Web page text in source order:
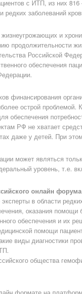
с ИТП, из них
редких заболеваний
и
продолжительности
Российской
обеспечения
финансирования
острой
обеспечения
РФ не хватает
даже у детей. При
может являться
уровень, т.е.
онлайн
в области
оказания
обеспечения и их
помощи
виды диагностики
общества